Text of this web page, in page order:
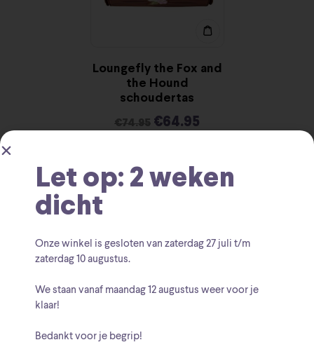
Loungefly the Fox and
the Hound
schoudertas
€74.95 €64.95
Let op: 2 weken
dicht
Onze winkel is gesloten van zaterdag27 juli t/m
zaterdag 10 augustus.
We staan vanaf maandag 12 augustus weer voor je
klaar!
Bedankt voor je begrip!